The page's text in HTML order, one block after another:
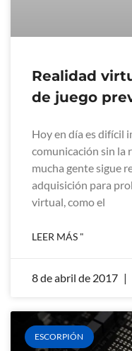
Realidad
de juego
Hoy en día es difícil
comunicación sin la
mucha gente sigue
adquisición para
virtual, como el
LEER MÁS "
8 de abril de 2017
ESCORPIÓN